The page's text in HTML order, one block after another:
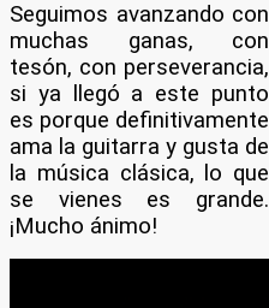
Seguimos avanzando con
muchas ganas, con
tesón, con perseverancia,
si ya llegó a este punto
es porque definitivamente
ama la guitarra y gusta de
la música clásica, lo que
se vienes es grande.
¡Mucho ánimo!